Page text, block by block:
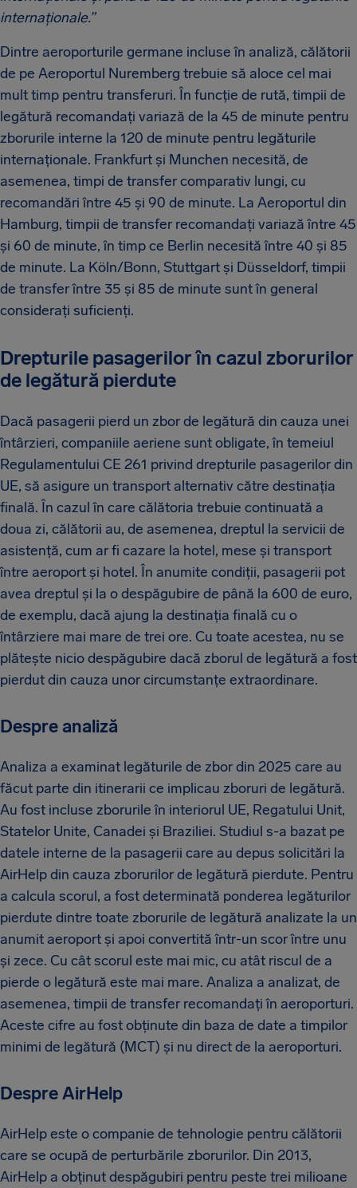
internaționale.”
Dintre aeroporturile germane incluse în analiză, călătorii
de pe Aeroportul Nuremberg trebuie să aloce cel mai
mult timp pentru transferuri. În funcție de rută, timpii de
legătură recomandați variază de la 45 de minute pentru
zborurile interne la 120 de minute pentru legăturile
internaționale. Frankfurt și Munchen necesită, de
asemenea, timpi de transfer comparativ lungi, cu
recomandări între 45 și 90 de minute. La Aeroportul din
Hamburg, timpii de transfer recomandați variază între 45
și 60 de minute, în timp ce Berlin necesită între 40 și 85
de minute. La Köln/Bonn, Stuttgart și Düsseldorf, timpii
de transfer între 35 și 85 de minute sunt în general
considerați suficienți.
Drepturile pasagerilor în cazul zborurilor
de legătură pierdute
Dacă pasagerii pierd un zbor de legătură din cauza unei
întârzieri, companiile aeriene sunt obligate, în temeiul
Regulamentului CE 261 privind drepturile pasagerilor din
UE, să asigure un transport alternativ către destinația
finală. În cazul în care călătoria trebuie continuată a
doua zi, călătorii au, de asemenea, dreptul la servicii de
asistență, cum ar fi cazare la hotel, mese și transport
între aeroport și hotel. În anumite condiții, pasagerii pot
avea dreptul și la o despăgubire de până la 600 de euro,
de exemplu, dacă ajung la destinația finală cu o
întârziere mai mare de trei ore. Cu toate acestea, nu se
plătește nicio despăgubire dacă zborul de legătură a fost
pierdut din cauza unor circumstanțe extraordinare.
Despre analiză
Analiza a examinat legăturile de zbor din 2025 care au
făcut parte din itinerarii ce implicau zboruri de legătură.
Au fost incluse zborurile în interiorul UE, Regatului Unit,
Statelor Unite, Canadei și Braziliei. Studiul s-a bazat pe
datele interne de la pasagerii care au depus solicitări la
AirHelp din cauza zborurilor de legătură pierdute. Pentru
a calcula scorul, a fost determinată ponderea legăturilor
pierdute dintre toate zborurile de legătură analizate la un
anumit aeroport și apoi convertită într-un scor între unu
și zece. Cu cât scorul este mai mic, cu atât riscul de a
pierde o legătură este mai mare. Analiza a analizat, de
asemenea, timpii de transfer recomandați în aeroporturi.
Aceste cifre au fost obținute din baza de date a timpilor
minimi de legătură (MCT) și nu direct de la aeroporturi.
Despre AirHelp
AirHelp este o companie de tehnologie pentru călătorii
care se ocupă de perturbările zborurilor. Din 2013,
AirHelp a obținut despăgubiri pentru peste trei milioane